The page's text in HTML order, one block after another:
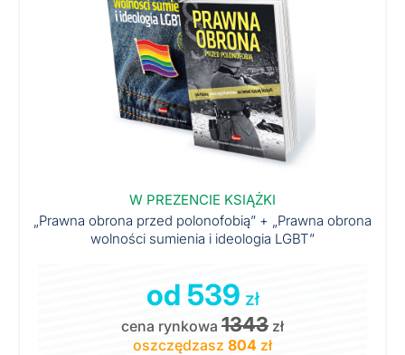
W PREZENCIE KSIĄŻKI
„Prawna obrona przed polonofobią” + „Prawna obrona
wolności sumienia i ideologia LGBT”
od 539 zł
cena rynkowa 1343 zł
oszczędzasz 804 zł